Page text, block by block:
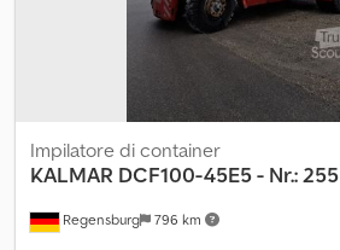
Regensburg 796 km
Impilatore di container
KALMAR DCF100-45E5 - Nr.: 255